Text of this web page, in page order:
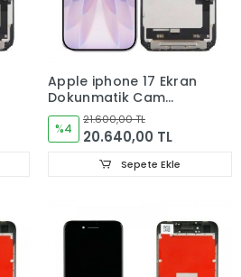
Apple iphone 17 Ekran
Dokunmatik Cam
ORJINAL
%4
21.600,00 TL
20.640,00 TL
Sepete Ekle